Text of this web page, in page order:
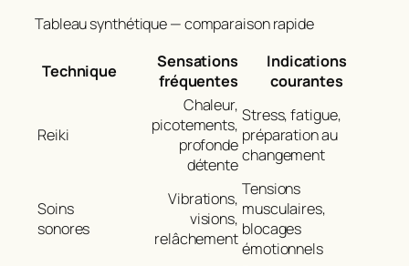
Tableau synthétique — comparaison rapide
Technique
Sensations
fréquentes
Indications
courantes
Reiki
Chaleur,
picotements,
profonde
détente
Stress, fatigue,
préparation au
changement
Soins
sonores
Vibrations,
visions,
relâchement
Tensions
musculaires,
blocages
émotionnels